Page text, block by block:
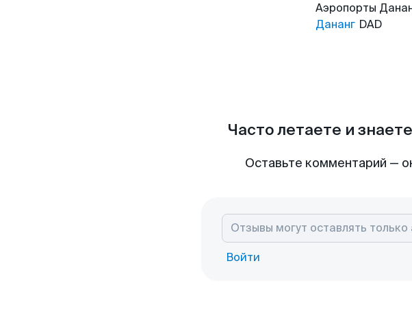
Аэропорты
Дананг DAD
Часто летаете и
Оставьте комментарий —
Войти